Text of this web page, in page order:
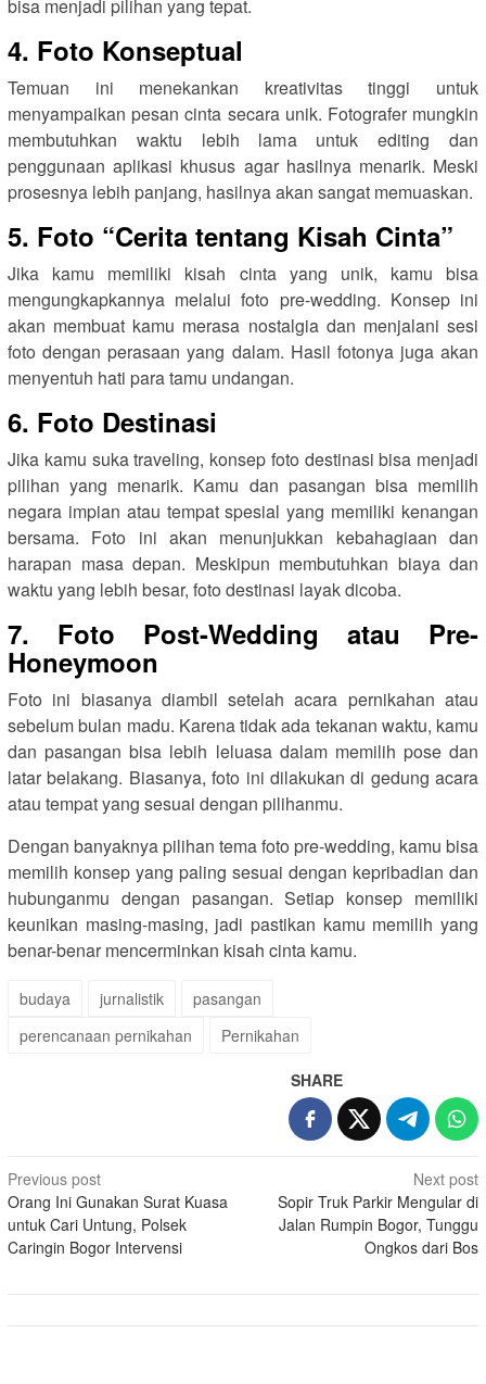
bisa menjadi pilihan yang tepat.
4. Foto Konseptual
Temuan ini menekankan kreativitas tinggi untuk
menyampaikan pesan cinta secara unik. Fotografer mungkin
membutuhkan waktu lebih lama untuk editing dan
penggunaan aplikasi khusus agar hasilnya menarik. Meski
prosesnya lebih panjang, hasilnya akan sangat memuaskan.
5. Foto “Cerita tentang Kisah Cinta”
Jika kamu memiliki kisah cinta yang unik, kamu bisa
mengungkapkannya melalui foto pre-wedding. Konsep ini
akan membuat kamu merasa nostalgia dan menjalani sesi
foto dengan perasaan yang dalam. Hasil fotonya juga akan
menyentuh hati para tamu undangan.
6. Foto Destinasi
Jika kamu suka traveling, konsep foto destinasi bisa menjadi
pilihan yang menarik. Kamu dan pasangan bisa memilih
negara impian atau tempat spesial yang memiliki kenangan
bersama. Foto ini akan menunjukkan kebahagiaan dan
harapan masa depan. Meskipun membutuhkan biaya dan
waktu yang lebih besar, foto destinasi layak dicoba.
7. Foto Post-Wedding atau Pre-
Honeymoon
Foto ini biasanya diambil setelah acara pernikahan atau
sebelum bulan madu. Karena tidak ada tekanan waktu, kamu
dan pasangan bisa lebih leluasa dalam memilih pose dan
latar belakang. Biasanya, foto ini dilakukan di gedung acara
atau tempat yang sesuai dengan pilihanmu.
Dengan banyaknya pilihan tema foto pre-wedding, kamu bisa
memilih konsep yang paling sesuai dengan kepribadian dan
hubunganmu dengan pasangan. Setiap konsep memiliki
keunikan masing-masing, jadi pastikan kamu memilih yang
benar-benar mencerminkan kisah cinta kamu.
budaya jurnalistik
pasangan
perencanaan pernikahan
Pernikahan
SHARE
Post
navigation
Previous post
Orang Ini Gunakan Surat Kuasa
untuk Cari Untung, Polsek
Caringin Bogor Intervensi
Next post
Sopir Truk Parkir Mengular di
Jalan Rumpin Bogor, Tunggu
Ongkos dari Bos